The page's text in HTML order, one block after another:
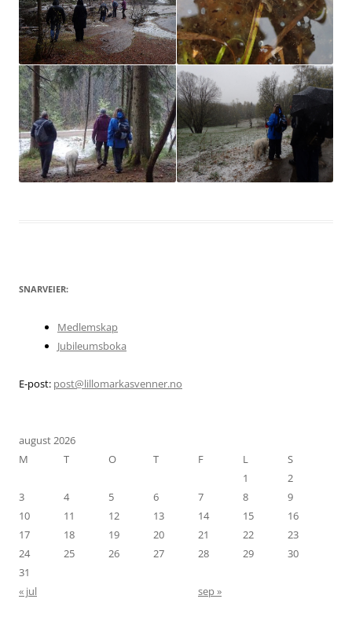
SNARVEIER:
Medlemskap
Jubileumsboka
E-post: post@lillomarkasvenner.no
august 2026
M
T O T F L
S
1
2
3
4 5 6 7 8
9
10
11 12 13 14 15
16
17
18 19 20 21 22
23
24
25 26 27 28 29
30
31
« jul
sep »